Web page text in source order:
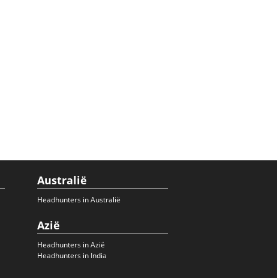
Australië
Headhunters in Australië
Azië
Headhunters in Azië
Headhunters in India